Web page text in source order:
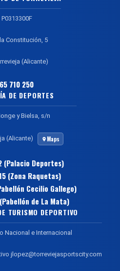
P0313300F
Constitución, 5
(Alicante)
710 250
DE DEPORTES
y Bielsa, s/n
(Alicante) Maps
(Palacio Deportes)
(Zona Raquetas)
Cecilio Gallego)
de La Mata)
TURISMO DEPORTIVO
Nacional e Internacional
jlopez@torreviejasportscity.com